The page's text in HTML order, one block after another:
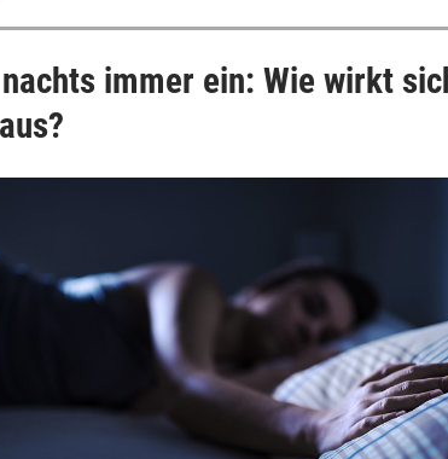
immer ein: Wie wirkt